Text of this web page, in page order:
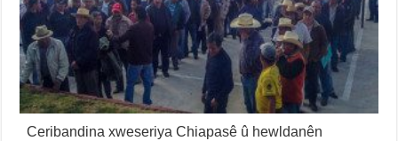
Ceribandina xweseriya Chiapasê û hewldanên